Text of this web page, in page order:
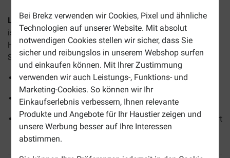
Bei Brekz verwenden wir Cookies, Pixel und ähnliche
Technologien auf unserer Website. Mit absolut
notwendigen Cookies stellen wir sicher, dass Sie
sicher und reibungslos in unserem Webshop surfen
und einkaufen können. Mit Ihrer Zustimmung
verwenden wir auch Leistungs-, Funktions- und
Marketing-Cookies. So können wir Ihr
Einkaufserlebnis verbessern, Ihnen relevante
Produkte und Angebote für Ihr Haustier zeigen und
unsere Werbung besser auf Ihre Interessen
abstimmen.
Lickimat Leckmatte Buddy orange für den Hund (20 cm
ist eine Schleckmatte für Welpen, kleine und mittelgroße
Hunde. Perfekt zum Füllen mit cremigem Nassfutter und
Snacks.
Hergestellt aus sicherem TPR, ohne giftige Stoffe
Abmessungen: 20x20 cm
Reinigung mit der Hand, kann im Gefrierschrank gelagert
werden